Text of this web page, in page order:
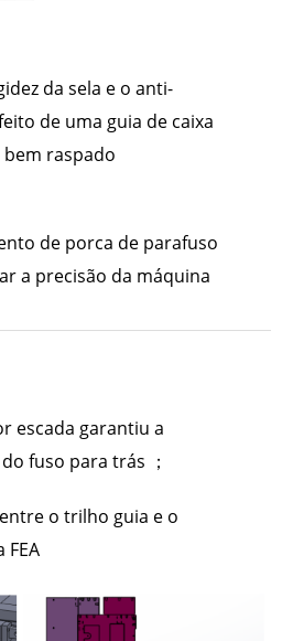
da sela e o anti-
de uma guia de caixa
raspado
de porca de parafuso
a precisão da máquina
escada garantiu a
fuso para trás ；
o trilho guia e o